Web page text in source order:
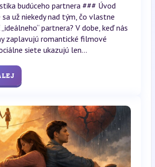
budúceho partnera ### Úvod
už niekedy nad tým, čo vlastne
partnera? V dobe, keď nás
zaplavujú romantické filmové
siete ukazujú len...